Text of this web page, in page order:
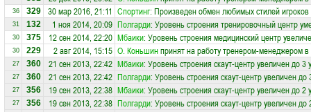
36 329 30 мар 2016, 21:11 Спортинг: Произведен обмен любимых стилей игроков
31 132 1 ноя 2014, 20:09 Полгарди: Уровень строения тренировочный центр
30 375 12 сен 2014, 22:20 Мбаики: Уровень строения медицинский центр
30 229 2 авг 2014, 15:15 О. Коньшинпринят на работу тренером-менеджером
27 360 21 сен 2013, 22:42 Мбаики: Уровень строения скаут-центр увеличен до 3
27 360 21 сен 2013, 22:42 Полгарди: Уровень строения скаут-центр увеличен до
27 356 19 сен 2013, 22:38 Мбаики: Уровень строения скаут-центр увеличен до 2
27 356 19 сен 2013, 22:38 Полгарди: Уровень строения скаут-центр увеличен до